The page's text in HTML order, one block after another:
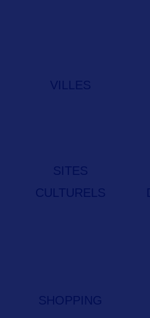
VILLES
SITES
CULTURELS
SHOPPING